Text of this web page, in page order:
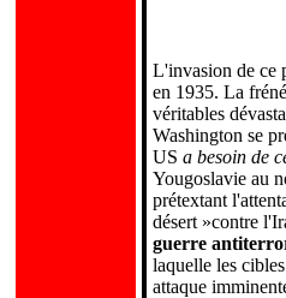
L'invasion de ce
en 1935. La
véritables
Washington se
US a besoin de
Yougoslavie au
prétextant
désert »contre
guerre
laquelle les
attaque